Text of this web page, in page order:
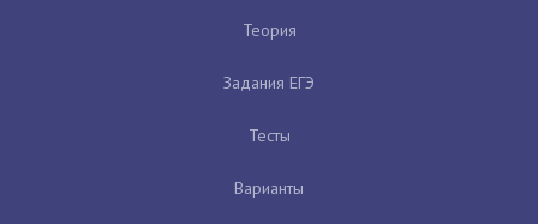
Теория
Задания ЕГЭ
Тесты
Варианты